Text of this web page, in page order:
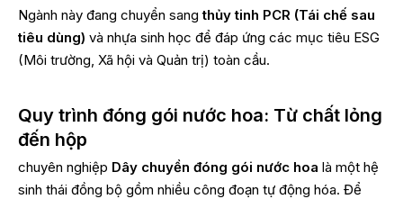
Ngành này đang chuyển sangthủy tinh PCR (Tái chế sau
tiêu dùng) và nhựa sinh học để đáp ứng các mục tiêu ESG
(Môi trường, Xã hội và Quản trị) toàn cầu.
Quy trình đóng gói nước hoa: Từ chất lỏng
đến hộp
chuyên nghiệp Dây chuyền đóng gói nước hoa là một hệ
sinh thái đồng bộ gồm nhiều công đoạn tự động hóa. Để